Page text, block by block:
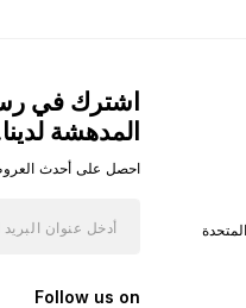
اشترك في
المدهشة
احصل على أحدث
Follow us on